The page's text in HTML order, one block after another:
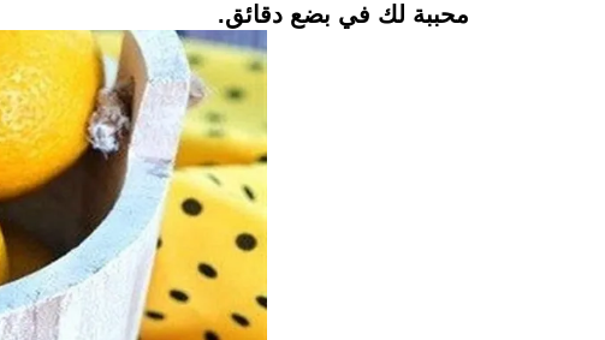
محببة لك في بضع دقائق.